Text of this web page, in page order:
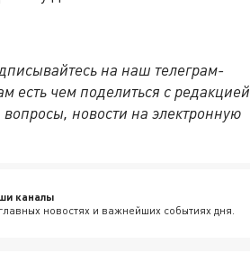
на наш телеграм-
есть чем поделиться с редакцией
новости на электронную
каналы
новостях и важнейших событиях дня.